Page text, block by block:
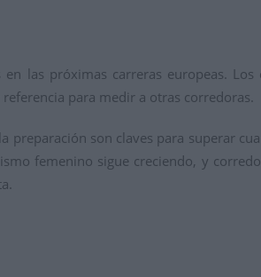
las próximas carreras europeas.
para medir a otras corredoras.
preparación son claves para superar
femenino sigue creciendo, y